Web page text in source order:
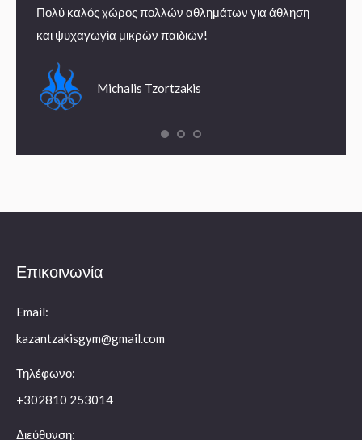
Πολύ καλός χώρος πολλών αθλημάτων για άθληση
και ψυχαγωγία μικρών παιδιών!
Michalis Tzortzakis
Επικοινωνία
Email:
kazantzakisgym@gmail.com
Τηλέφωνο:
+302810 253014
Διεύθυνση: